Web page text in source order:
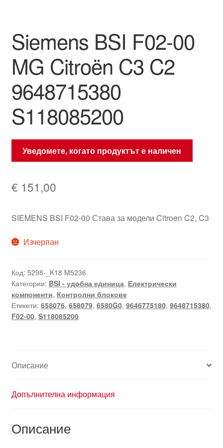
Транспорт
Siemens BSI F02-00
MG Citroën C3 C2
9648715380
S118085200
Уведомете, когато продуктът е наличен
€ 151,00
SIEMENS BSI F02-00 Става за модели Citroen C2, C3
Изчерпан
Код: 5298-_K18 M5236
Категории: BSI - удобна единица, Електрически
компоненти, Контролни блокове
Етикети: 658076, 658079, 6580G0, 9646775180, 9648715380,
F02-00, S118085200
Описание
Допълнителна информация
Описание